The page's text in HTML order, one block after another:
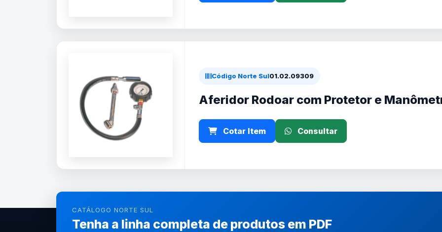
Código Norte Sul01.02.09309
Aferidor Rodoar com Protetor e
Cotar Item Consultar
CATÁLOGO NORTE SUL
Tenha a linha completa de produtos em PDF